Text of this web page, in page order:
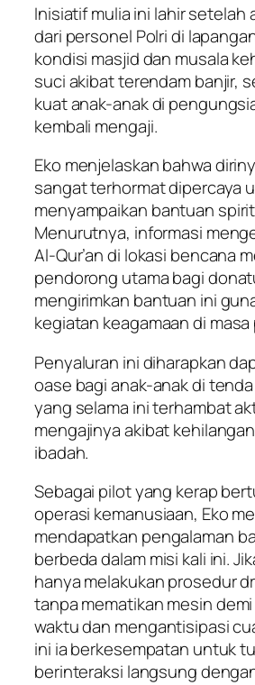
Inisiatif mulia ini lahir setelah
dari personel Polri di
kondisi masjid dan musala
suci akibat terendam banjir,
kuat anak-anak di
kembali mengaji.
Eko menjelaskan bahwa
sangat terhormat dipercaya
menyampaikan bantuan
Menurutnya, informasi
Al-Qur’an di lokasi bencana
pendorong utama bagi
mengirimkan bantuan ini
kegiatan keagamaan di
Penyaluran ini diharapkan
oase bagi anak-anak di
yang selama ini terhambat
mengajinya akibat
ibadah.
Sebagai pilot yang kerap
operasi kemanusiaan, Eko
mendapatkan pengalaman
berbeda dalam misi kali ini.
hanya melakukan prosedur
tanpa mematikan mesin
waktu dan mengantisipasi
ini ia berkesempatan untuk
berinteraksi langsung